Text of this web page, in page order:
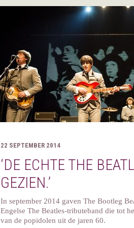
22 SEPTEMBER 2014
‘DE ECHTE THE
GEZIEN.’
In september 2014 gaven The Bootleg
Engelse The Beatles-tributeband die tot
van de popidolen uit de jaren 60.